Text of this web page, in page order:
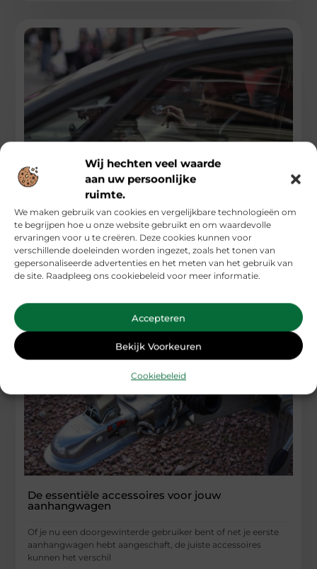
Wij hechten veel waarde
aan uw persoonlijke
ruimte.
We maken gebruik van cookies en vergelijkbare technologieën om
te begrijpen hoe u onze website gebruikt en om waardevolle
ervaringen voor u te creëren. Deze cookies kunnen voor
verschillende doeleinden worden ingezet, zoals het tonen van
gepersonaliseerde advertenties en het meten van het gebruik van
de site. Raadpleeg ons cookiebeleid voor meer informatie.
Accepteren
Bekijk Voorkeuren
Cookiebeleid
De Snelste Manier Om Een Autosleutel Bij Te
Maken Als Je Niet Meer Kunt Starten
Wanneer Snelheid Belangrijker Is Dan Kosten
Bij Autosleutel Problemen Je auto start niet meer,
je autosleutel is kapot, en je hebt over twee uur
...
De essentiële accessoires voor jouw
aanhangwagen
Of je nu een doorgewinterde gebruiker bent of net je eerste
aanhangwagen hebt aangeschaft, de juiste accessoires
kunnen het verschil